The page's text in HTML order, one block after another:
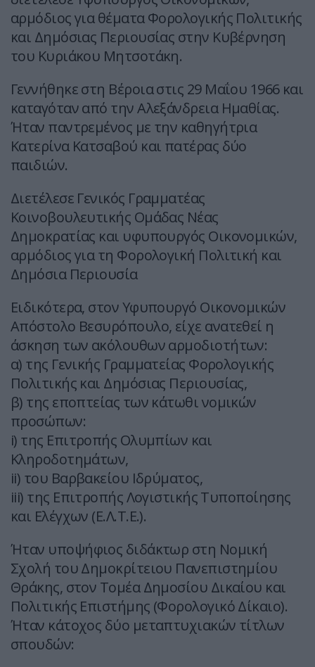
αρμόδιος για θέματα Φορολογικής Πολιτικής
και Δημόσιας Περιουσίας στην Κυβέρνηση
του Κυριάκου Μητσοτάκη.
Γεννήθηκε στη Βέροια στις 29 Μαΐου 1966 και
καταγόταν από την Αλεξάνδρεια Ημαθίας.
Ήταν παντρεμένος με την καθηγήτρια
Κατερίνα Κατσαβού και πατέρας δύο
παιδιών.
Διετέλεσε Γενικός Γραμματέας
Κοινοβουλευτικής Ομάδας Νέας
Δημοκρατίας και υφυπουργός Οικονομικών,
αρμόδιος για τη Φορολογική Πολιτική και
Δημόσια Περιουσία
Ειδικότερα, στον Υφυπουργό Οικονομικών
Απόστολο Βεσυρόπουλο, είχε ανατεθεί η
άσκηση των ακόλουθων αρμοδιοτήτων:
α) της Γενικής Γραμματείας Φορολογικής
Πολιτικής και Δημόσιας Περιουσίας,
β) της εποπτείας των κάτωθι νομικών
προσώπων:
i) της Επιτροπής Ολυμπίων και
Κληροδοτημάτων,
ii) του Βαρβακείου Ιδρύματος,
iii) της Επιτροπής Λογιστικής Τυποποίησης
και Ελέγχων (Ε.Λ.Τ.Ε.).
Ήταν υποψήφιος διδάκτωρ στη Νομική
Σχολή του Δημοκρίτειου Πανεπιστημίου
Θράκης, στον Τομέα Δημοσίου Δικαίου και
Πολιτικής Επιστήμης (Φορολογικό Δίκαιο).
Ήταν κάτοχος δύο μεταπτυχιακών τίτλων
σπουδών: